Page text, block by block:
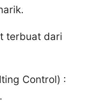
terbuat dari
Control) :